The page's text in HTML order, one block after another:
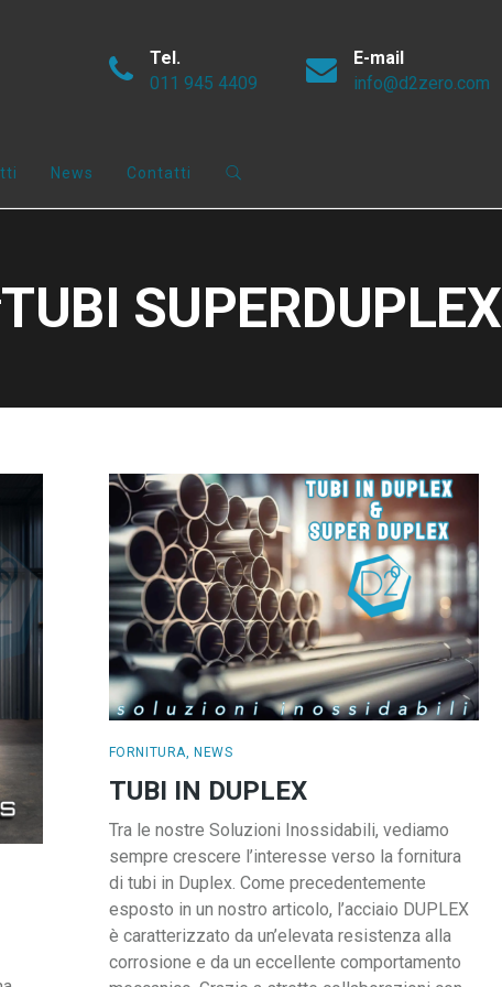
Tel.
011 945 4409
E-mail
info@d2zero.com
News Contatti
SUPERDUPLEX
FORNITURA, NEWS
TUBI IN DUPLEX
Tra le nostre Soluzioni Inossidabili, vediamo
sempre crescere l’interesse verso la fornitura
di tubi in Duplex. Come precedentemente
esposto in un nostro articolo, l’acciaio DUPLEX
è caratterizzato da un’elevata resistenza alla
corrosione e da un eccellente comportamento